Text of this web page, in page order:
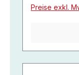
Preise exkl.